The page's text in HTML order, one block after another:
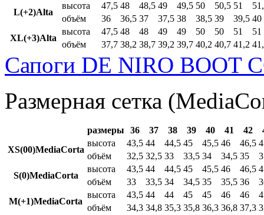
L(+2)Alta
высота 47,5 48 48,5 49 49,5 50 50,5 51
объём
36 36,5 37 37,5 38 38,5 39 39,5 40
XL(+3)Alta
высота 47,5 48 48 49 49 50 50 51
51
объём
37,7 38,2 38,7 39,2 39,7 40,2 40,7 41,2
Сапоги DE NIRO BOOT
Размерная сетка
размеры 36 37 38 39 40 41 42
XS(00)MediaCorta
высота 43,5 44 44,5 45 45,5 46 46,5
объём
32,5 32,5 33 33,5 34 34,5 35
S(0)MediaCorta
высота 43,5 44 44,5 45 45,5 46 46,5
объём
33 33,5 34 34,5 35 35,5 36
M(+1)MediaCorta
высота 43,5 44 44 45 45 46 46
объём
34,3 34,8 35,3 35,8 36,3 36,8 37,3